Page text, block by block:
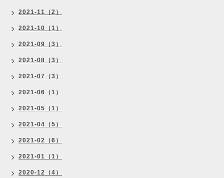
2021-11（2）
2021-10（1）
2021-09（3）
2021-08（3）
2021-07（3）
2021-06（1）
2021-05（1）
2021-04（5）
2021-02（6）
2021-01（1）
2020-12（4）